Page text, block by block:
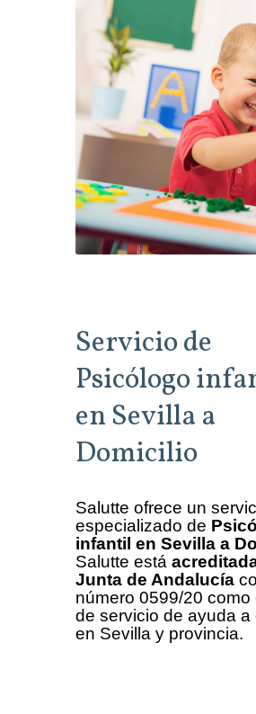
Servicio de
Psicólogo
en Sevilla a
Domicilio
Salutte ofrece un
especializado de
infantil en Sevilla a
Salutte está
Junta de Andalucía
número 0599/20 como
de servicio de ayuda a
en Sevilla y provincia.